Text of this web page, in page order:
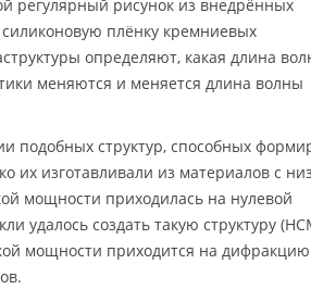
регулярный рисунок из внедрённых
плёнку кремниевых
определяют, какая длина
меняются и меняется длина волны
подобных структур, способных
изготавливали из материалов с
мощности приходилась на нулевой
удалось создать такую структуру
мощности приходится на дифракцию